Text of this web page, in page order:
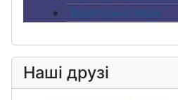
Відеотрансляція
Наші друзі